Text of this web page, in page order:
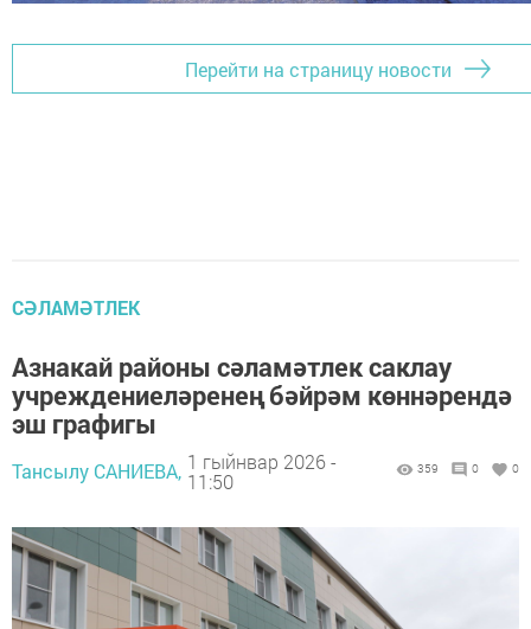
Перейти на страницу новости
СӘЛАМӘТЛЕК
Азнакай районы сәламәтлек саклау
учреждениеләренең бәйрәм көннәрендә
эш графигы
Тансылу САНИЕВА, 1 гыйнвар 2026 -
11:50
359 0 0